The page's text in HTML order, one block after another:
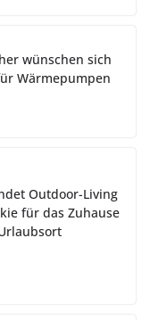
wünschen sich
Wärmepumpen
Outdoor-Living
für das Zuhause